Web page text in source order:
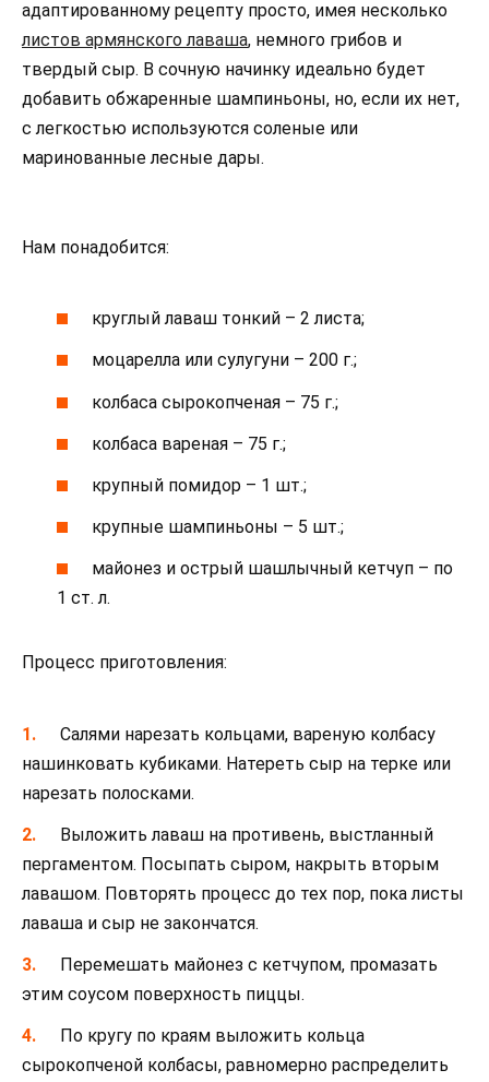
адаптированному рецепту просто, имея несколько
листов армянского лаваша, немного грибов и
твердый сыр. В сочную начинку идеально будет
добавить обжаренные шампиньоны, но, если их нет,
с легкостью используются соленые или
маринованные лесные дары.
Нам понадобится:
круглый лаваш тонкий – 2 листа;
моцарелла или сулугуни – 200 г.;
колбаса сырокопченая – 75 г.;
колбаса вареная – 75 г.;
крупный помидор – 1 шт.;
крупные шампиньоны – 5 шт.;
майонез и острый шашлычный кетчуп – по
1 ст. л.
Процесс приготовления:
Салями нарезать кольцами, вареную колбасу
нашинковать кубиками. Натереть сыр на терке или
нарезать полосками.
Выложить лаваш на противень, выстланный
пергаментом. Посыпать сыром, накрыть вторым
лавашом. Повторять процесс до тех пор, пока листы
лаваша и сыр не закончатся.
Перемешать майонез с кетчупом, промазать
этим соусом поверхность пиццы.
По кругу по краям выложить кольца
сырокопченой колбасы, равномерно распределить